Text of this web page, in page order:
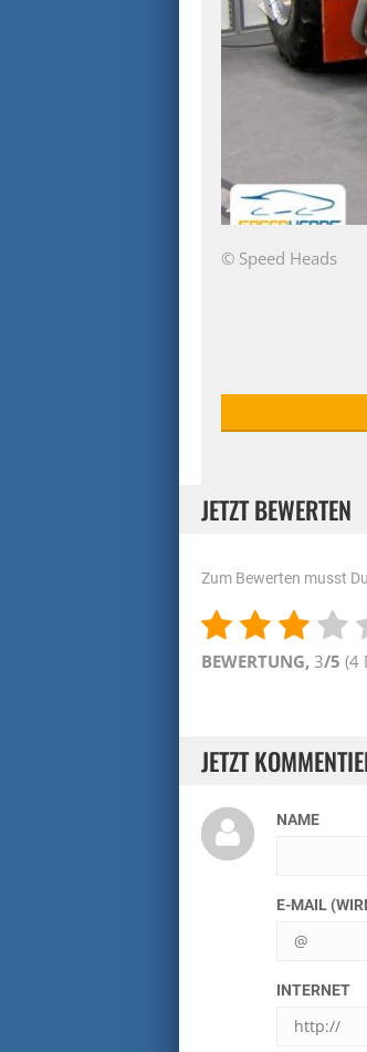
© Speed Heads
JETZT BEWERTEN
Zum Bewerten musst
BEWERTUNG, 3/5 (4
JETZT
NAME
E-MAIL
INTERNET